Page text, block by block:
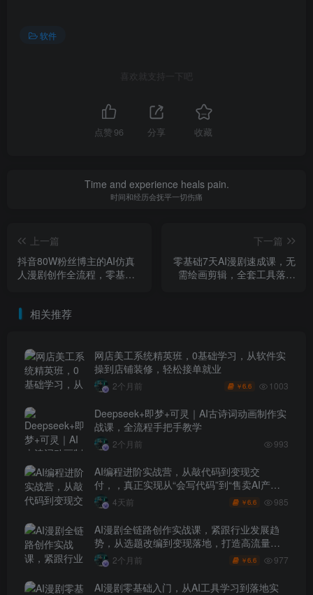
软件
喜欢就支持一下吧
点赞 96 分享 收藏
Time and experience heals pain.
时间和经历会抚平一切伤痛
上一篇
抖音80W粉丝博主的AI仿真
人漫剧创作全流程，零基础
下一篇
零基础7天AI漫剧速成课，无
需绘画剪辑，全套工具落地
相关推荐
网店美工系统精英班，0基础学习，从软件实
操到店铺装修，轻松接单就业
2个月前 ￥6.6 1003
Deepseek+即梦+可灵｜AI古诗词动画制作实
战课，全流程手把手教学
2个月前 993
AI编程进阶实战营，从敲代码到变现交
付，，真正实现从“会写代码”到“售卖AI产品
盈利”的跨越
4天前 ￥6.6 985
AI漫剧全链路创作实战课，紧跟行业发展趋
势，从选题改编到变现落地，打造高流量优
质作品2个月前 ￥6.6 977
AI漫剧零基础入门，从AI工具学习到落地实